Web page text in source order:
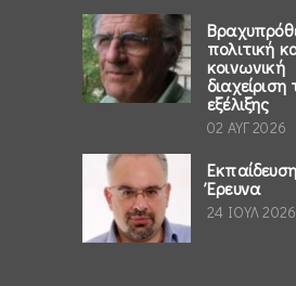
πολιτική
κοινωνική
διαχείριση
εξέλιξης
02 ΑΥΓ 2026
Έρευνα
24 ΙΟΥΛ 2026